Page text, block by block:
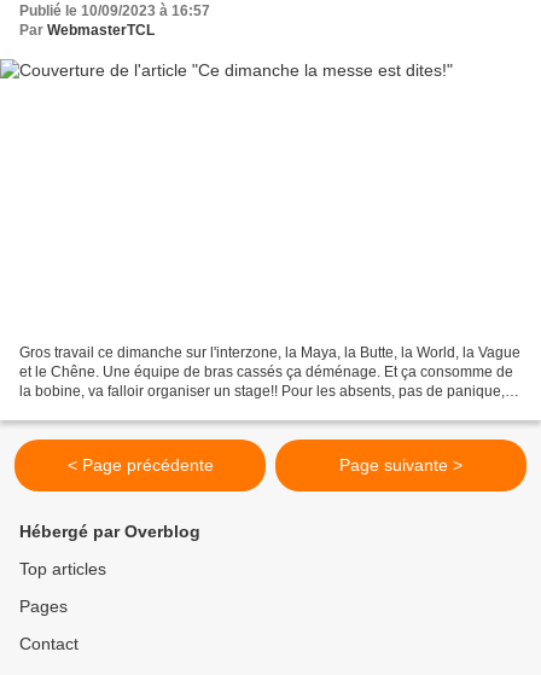
Publié le 10/09/2023 à 16:57
Par WebmasterTCL
Gros travail ce dimanche sur l'interzone, la Maya, la Butte, la World, la Vague
et le Chêne. Une équipe de bras cassés ça déménage. Et ça consomme de
la bobine, va falloir organiser un stage!! Pour les absents, pas de panique, il
< Page précédente Page suivante >
Hébergé par Overblog
Top articles
Pages
Contact